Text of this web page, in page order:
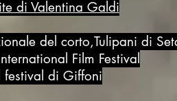
di Valentina Galdi
del corto,Tulipani di
Film Festival
di Giffoni